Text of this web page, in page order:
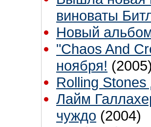
виноваты
Новый
"Chaos And
ноября!
Rolling Stones
Лайм
чуждо (2004)